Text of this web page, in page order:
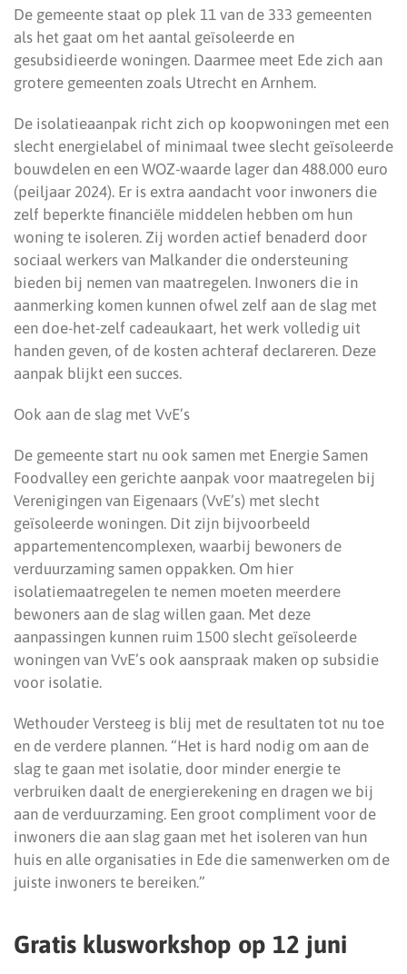
De gemeente staat op plek 11 van de 333 gemeenten
als het gaat om het aantal geïsoleerde en
gesubsidieerde woningen. Daarmee meet Ede zich aan
grotere gemeenten zoals Utrecht en Arnhem.
De isolatieaanpak richt zich op koopwoningen met een
slecht energielabel of minimaal twee slecht geïsoleerde
bouwdelen en een WOZ-waarde lager dan 488.000 euro
(peiljaar 2024). Er is extra aandacht voor inwoners die
zelf beperkte financiële middelen hebben om hun
woning te isoleren. Zij worden actief benaderd door
sociaal werkers van Malkander die ondersteuning
bieden bij nemen van maatregelen. Inwoners die in
aanmerking komen kunnen ofwel zelf aan de slag met
een doe-het-zelf cadeaukaart, het werk volledig uit
handen geven, of de kosten achteraf declareren. Deze
aanpak blijkt een succes.
Ook aan de slag met VvE’s
De gemeente start nu ook samen met Energie Samen
Foodvalley een gerichte aanpak voor maatregelen bij
Verenigingen van Eigenaars (VvE’s) met slecht
geïsoleerde woningen. Dit zijn bijvoorbeeld
appartementencomplexen, waarbij bewoners de
verduurzaming samen oppakken. Om hier
isolatiemaatregelen te nemen moeten meerdere
bewoners aan de slag willen gaan. Met deze
aanpassingen kunnen ruim 1500 slecht geïsoleerde
woningen van VvE’s ook aanspraak maken op subsidie
voor isolatie.
Wethouder Versteeg is blij met de resultaten tot nu toe
en de verdere plannen. “Het is hard nodig om aan de
slag te gaan met isolatie, door minder energie te
verbruiken daalt de energierekening en dragen we bij
aan de verduurzaming. Een groot compliment voor de
inwoners die aan slag gaan met het isoleren van hun
huis en alle organisaties in Ede die samenwerken om de
juiste inwoners te bereiken.”
Gratis klusworkshop op 12 juni